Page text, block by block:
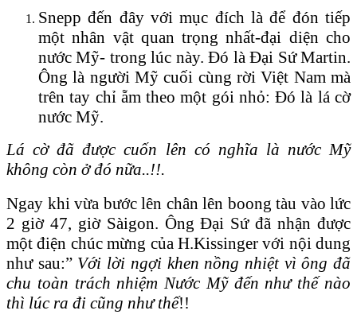
Snepp đến đây với mục đích là để đón tiếp
một nhân vật quan trọng nhất-đại diện cho
nước Mỹ- trong lúc này. Đó là Đại Sứ Martin.
Ông là người Mỹ cuối cùng rời Việt Nam mà
trên tay chỉ ẵm theo một gói nhỏ: Đó là lá cờ
nước Mỹ.
Lá cờ đã được cuốn lên có nghĩa là nước Mỹ
không còn ở đó nữa..!!.
Ngay khi vừa bước lên chân lên boong tàu vào lức
2 giờ 47, giờ Sàigon. Ông Đại Sứ đã nhận được
một điện chúc mừng của H.Kissinger với nội dung
như sau:” Với lời ngợi khen nồng nhiệt vì ông đã
chu toàn trách nhiệm Nước Mỹ đến như thế nào
thì lúc ra đi cũng như thế!!